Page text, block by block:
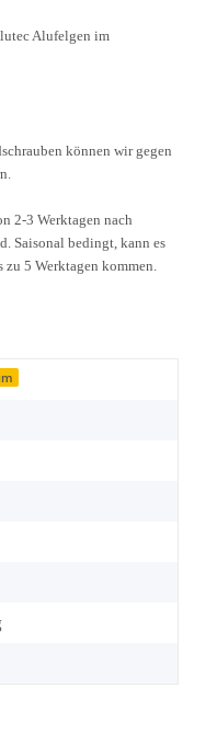
Alufelgen im
können wir gegen
2-3 Werktagen nach
Saisonal bedingt, kann es
zu 5 Werktagen kommen.